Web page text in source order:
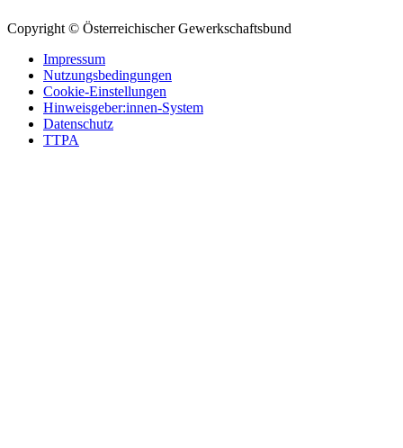
Copyright © Österreichischer Gewerkschaftsbund
Impressum
Nutzungsbedingungen
Cookie-Einstellungen
Hinweisgeber:innen-System
Datenschutz
TTPA